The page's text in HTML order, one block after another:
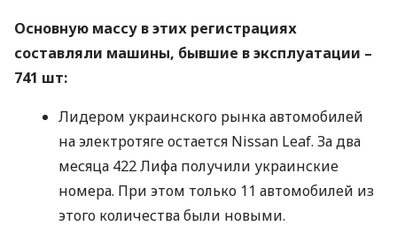
Основную массу в этих регистрациях
составляли машины, бывшие в эксплуатации –
741 шт:
Лидером украинского рынка автомобилей
на электротяге остается Nissan Leaf. За два
месяца 422 Лифа получили украинские
номера. При этом только 11 автомобилей из
этого количества были новыми.